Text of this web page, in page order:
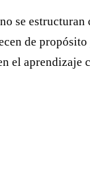
se
de
el